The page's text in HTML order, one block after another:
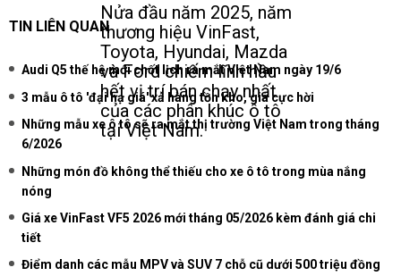
Nửa đầu năm 2025, năm
thương hiệu VinFast,
Toyota, Hyundai, Mazda
và Ford chiếm lĩnh hầu
hết vị trí bán chạy nhất
của các phân khúc ô tô
tại Việt Nam.
TIN LIÊN QUAN
Audi Q5 thế hệ mới chốt lịch ra mắt Việt Nam ngày 19/6
3 mẫu ô tô 'đại hạ giá' xả hàng tồn kho, giá cực hời
Những mẫu xe ô tô sẽ ra mắt thị trường Việt Nam trong tháng
6/2026
Những món đồ không thể thiếu cho xe ô tô trong mùa nắng
nóng
Giá xe VinFast VF5 2026 mới tháng 05/2026 kèm đánh giá chi
tiết
Điểm danh các mẫu MPV và SUV 7 chỗ cũ dưới 500 triệu đồng